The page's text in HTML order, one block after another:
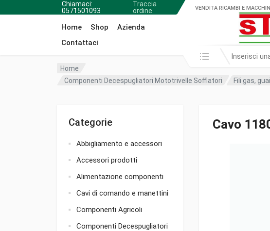
Chiamaci:
0571501093
Traccia
ordine
Home Shop
Azienda
Contattaci
VENDITA RICAMBI E
Cerca in:
Home
Componenti Decespugliatori Mototrivelle Soffiatori
Fili gas,
Categorie
Abbigliamento e accessori
Accessori prodotti
Alimentazione componenti
Cavi di comando e manettini
Componenti Agricoli
Componenti Decespugliatori
Cavo